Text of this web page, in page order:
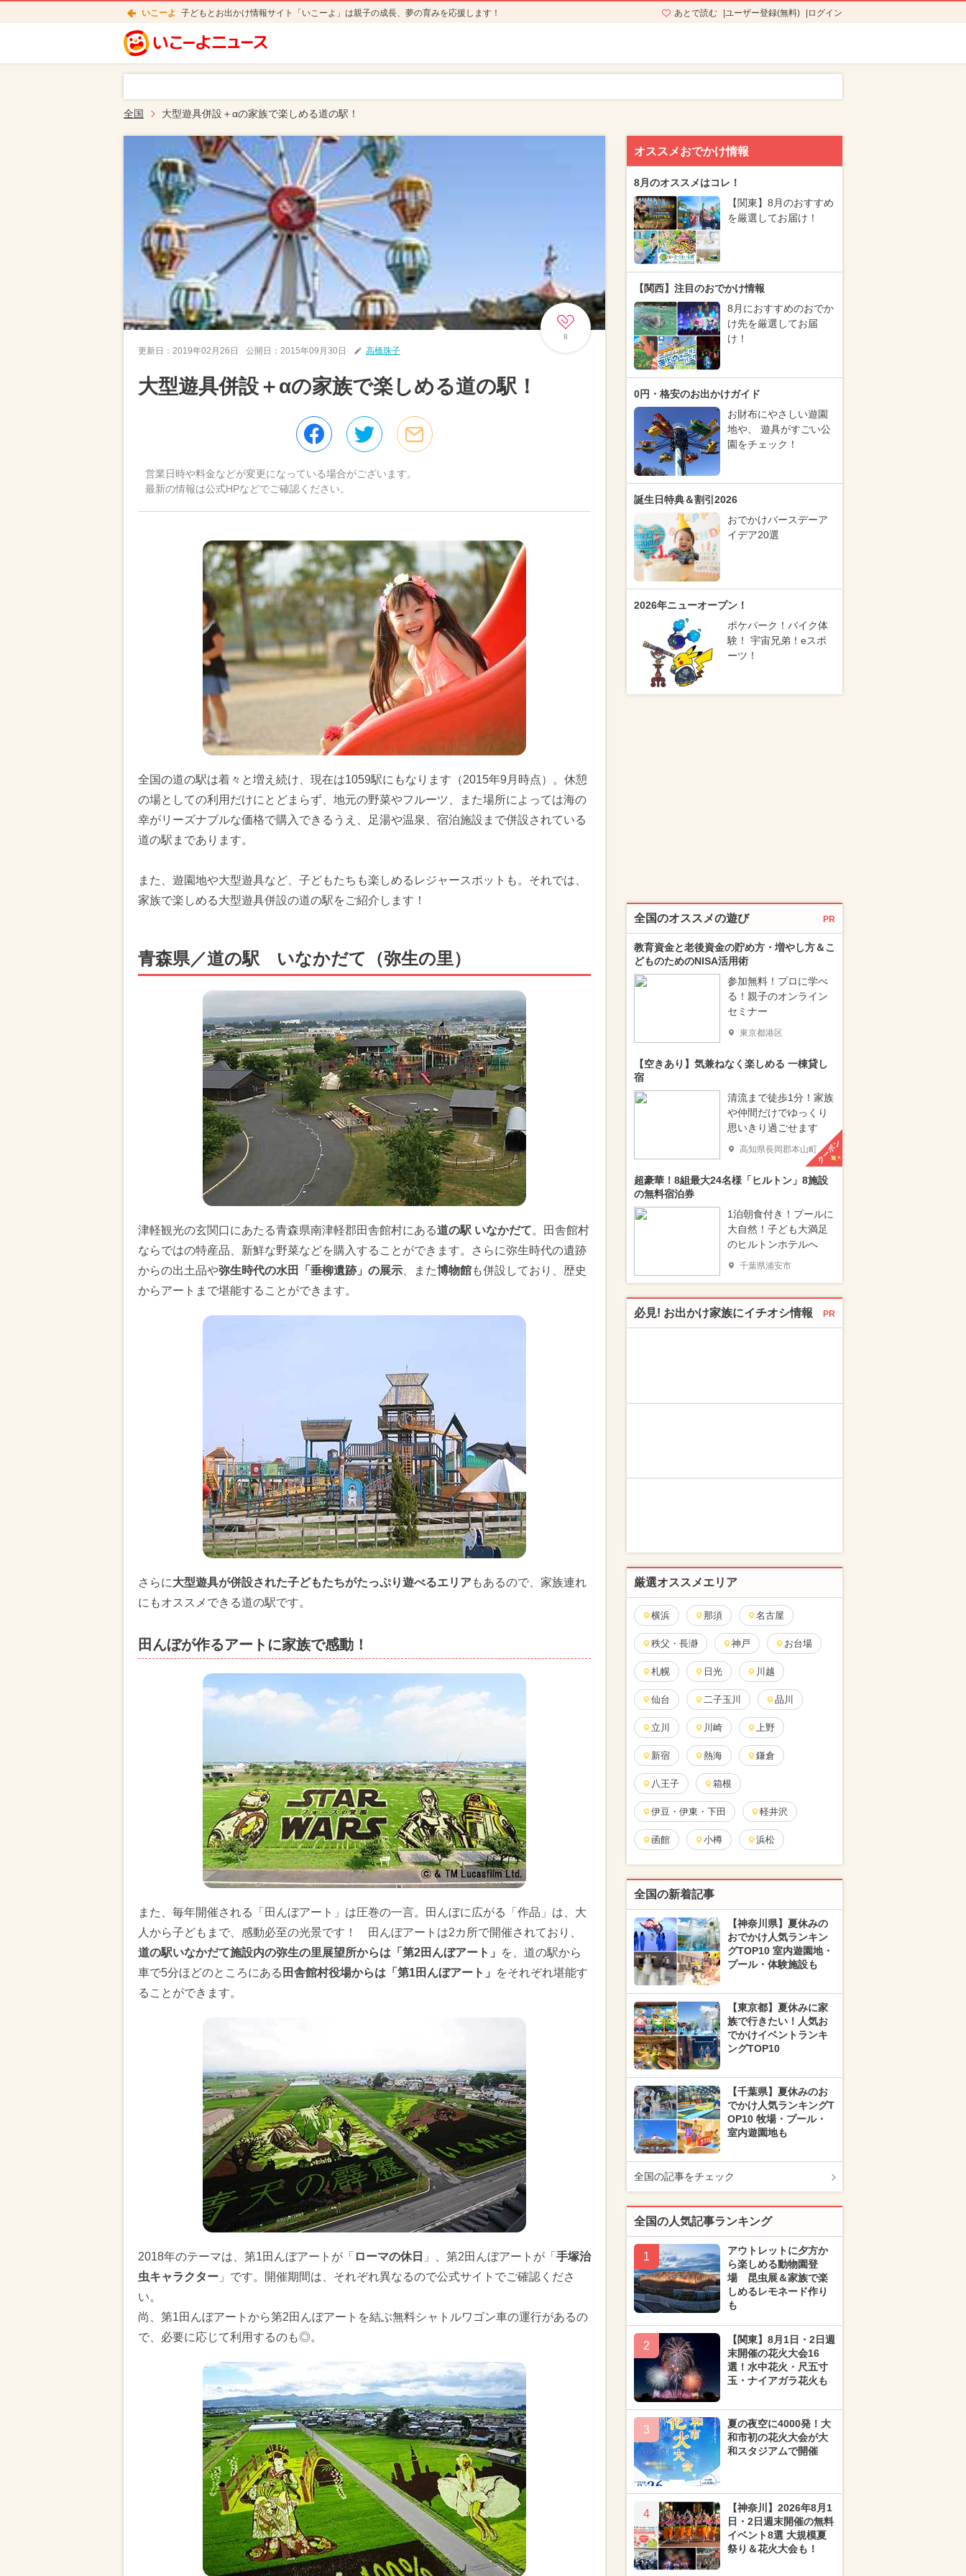
いこーよ 子どもとお出かけ情報サイト「いこーよ」は親子の成長、夢の育みを応援します！ あとで読む ユーザー登録(無料) ログイン
全国 大型遊具併設＋αの家族で楽しめる道の駅！
8
更新日： 2019年02月26日 公開日： 2015年09月30日 高橋珠子
大型遊具併設＋αの家族で楽しめる道の駅！
営業日時や料金などが変更になっている場合がございます。
最新の情報は公式HPなどでご確認ください。
全国の道の駅は着々と増え続け、現在は1059駅にもなります（2015年9月時点）。休憩
の場としての利用だけにとどまらず、地元の野菜やフルーツ、また場所によっては海の
幸がリーズナブルな価格で購入できるうえ、足湯や温泉、宿泊施設まで併設されている
道の駅まであります。
また、遊園地や大型遊具など、子どもたちも楽しめるレジャースポットも。それでは、
家族で楽しめる大型遊具併設の道の駅をご紹介します！
青森県／道の駅 いなかだて（弥生の里）
津軽観光の玄関口にあたる青森県南津軽郡田舎館村にある道の駅 いなかだて。田舎館村
ならではの特産品、新鮮な野菜などを購入することができます。さらに弥生時代の遺跡
からの出土品や弥生時代の水田「垂柳遺跡」の展示 、また博物館も併設しており、歴史
からアートまで堪能することができます。
さらに大型遊具が併設された子どもたちがたっぷり遊べるエリアもあるので、家族連れ
にもオススメできる道の駅です。
田んぼが作るアートに家族で感動！
また、毎年開催される「田んぼアート」は圧巻の一言。田んぼに広がる「作品」は、大
人から子どもまで、感動必至の光景です！ 田んぼアートは2カ所で開催されており、
道の駅いなかだて施設内の弥生の里展望所からは「第2田んぼアート」
を、道の駅から
車で5分ほどのところにある 田舎館村役場からは「第1田んぼアート」
をそれぞれ堪能す
ることができます。
2018年のテーマは、第1田んぼアートが「 ローマの休日 」、第2田んぼアートが「 手塚治
虫キャラクター 」です。開催期間は、それぞれ異なるので公式サイトでご確認くださ
い。
尚、第1田んぼアートから第2田んぼアートを結ぶ無料シャトルワゴン車の運行があるの
で、必要に応じて利用するのも◎。
オススメおでかけ情報
8月のオススメはコレ！
【関東】8月のおすすめ
を厳選してお届け！
【関西】注目のおでかけ情報
8月におすすめのおでか
け先を厳選してお届
け！
0円・格安のお出かけガイド
お財布にやさしい遊園
地や、 遊具がすごい公
園をチェック！
誕生日特典＆割引2026
おでかけバースデーア
イデア20選
2026年ニューオープン！
ポケパーク！バイク体
験！ 宇宙兄弟！eスポ
ーツ！
全国のオススメの遊び PR
教育資金と老後資金の貯め方・増やし方＆こ
どものためのNISA活用術
参加無料！プロに学べ
る！親子のオンライン
セミナー
東京都港区
【空きあり】気兼ねなく楽しめる 一棟貸し
宿
清流まで徒歩1分！家族
や仲間だけでゆっくり
思いきり過ごせます
高知県長岡郡本山町クーポン
超豪華！8組最大24名様「ヒルトン」8施設
の無料宿泊券
1泊朝食付き！プールに
大自然！子ども大満足
のヒルトンホテルへ
千葉県浦安市
必見! お出かけ家族にイチオシ情報 PR
厳選オススメエリア
横浜 那須 名古屋
秩父・長瀞 神戸 お台場
札幌 日光 川越
仙台 二子玉川 品川
立川 川崎 上野
新宿 熱海 鎌倉
八王子 箱根
伊豆・伊東・下田 軽井沢
函館 小樽 浜松
全国の新着記事
【神奈川県】夏休みの
おでかけ人気ランキン
グTOP10 室内遊園地・
プール・体験施設も
【東京都】夏休みに家
族で行きたい！人気お
でかけイベントランキ
ングTOP10
【千葉県】夏休みのお
でかけ人気ランキングT
OP10 牧場・プール・
室内遊園地も
全国の記事をチェック
全国の人気記事ランキング
1
アウトレットに夕方か
ら楽しめる動物園登
場 昆虫展＆家族で楽
しめるレモネード作り
も
2
【関東】8月1日・2日週
末開催の花火大会16
選！水中花火・尺五寸
玉・ナイアガラ花火も
3
夏の夜空に4000発！大
和市初の花火大会が大
和スタジアムで開催
4
【神奈川】2026年8月1
日・2日週末開催の無料
イベント8選 大規模夏
祭り＆花火大会も！